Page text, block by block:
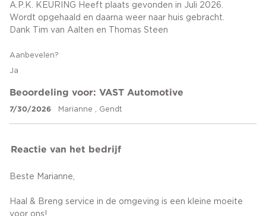
A.P.K. KEURING Heeft plaats gevonden in Juli 2026.
Wordt opgehaald en daarna weer naar huis gebracht.
Dank Tim van Aalten en Thomas Steen
Aanbevelen?
Ja
Beoordeling voor: VAST Automotive
7/30/2026 Marianne , Gendt
Reactie van het bedrijf
Beste Marianne,
Haal & Breng service in de omgeving is een kleine moeite
voor ons!